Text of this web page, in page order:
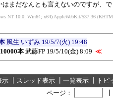
まだなんとも言えないのですが、で
NT 10.0; Win64; x64) AppleWebKit/537.36
風生 いずみ 19/5/7(火) 19:48
本 武藤FP 19/5/10(金) 8:09 ≪
示 スレッド表示 一覧表示 トピ
ページ：